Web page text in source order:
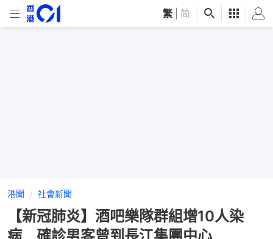
繁 简
港聞 社會新聞
【新冠肺炎】酒吧樂隊群組增10人染